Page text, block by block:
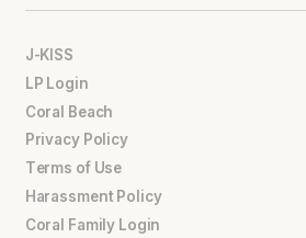
J-KISS
LP Login
Coral Beach
Privacy Policy
Terms of Use
Harassment Policy
Coral Family Login